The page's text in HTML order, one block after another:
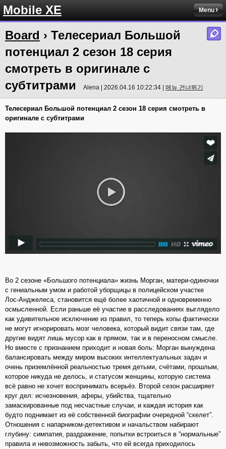
Mobile XE Menu
Board › Телесериал Большой
потенциал 2 сезон 18 серия
смотреть в оригинале с
субтитрами
Alena | 2026.04.16 10:22:34 | 메뉴 건너뛰기
Телесериал Большой потенциал 2 сезон 18 серия смотреть в
оригинале с субтитрами
Во 2 сезоне «Большого потенциала» жизнь Морган, матери‑одиночки
с гениальным умом и работой уборщицы в полицейском участке
Лос‑Анджелеса, становится ещё более хаотичной и одновременно
осмысленной. Если раньше её участие в расследованиях выглядело
как удивительное исключение из правил, то теперь копы фактически
не могут игнорировать мозг человека, который видит связи там, где
другие видят лишь мусор как в прямом, так и в переносном смысле.
Но вместе с признанием приходит и новая боль: Морган вынуждена
балансировать между миром высоких интеллектуальных задач и
очень приземлённой реальностью тремя детьми, счётами, прошлым,
которое никуда не делось, и статусом женщины, которую система
всё равно не хочет воспринимать всерьёз. Второй сезон расширяет
круг дел: исчезновения, аферы, убийства, тщательно
замаскированные под несчастные случаи, и каждая история как
будто поднимает из её собственной биографии очередной “скелет”.
Отношения с напарником‑детективом и начальством набирают
глубину: симпатия, раздражение, попытки встроиться в “нормальные”
правила и невозможность забыть, что ей всегда приходилось